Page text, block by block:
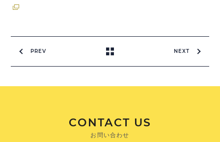
PREV NEXT
CONTACT US
お問い合わせ